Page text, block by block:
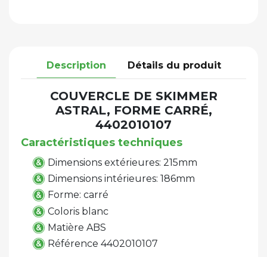
Description Détails du produit
COUVERCLE DE SKIMMER
ASTRAL, FORME CARRÉ,
4402010107
Caractéristiques techniques
Dimensions extérieures: 215mm
Dimensions intérieures: 186mm
Forme: carré
Coloris blanc
Matière ABS
Référence 4402010107